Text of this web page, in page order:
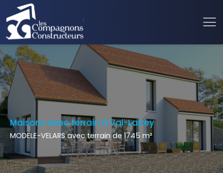
Maisons avec terrain à Val-Larrey
MODELE-VELARS avec terrain de 1745 m²